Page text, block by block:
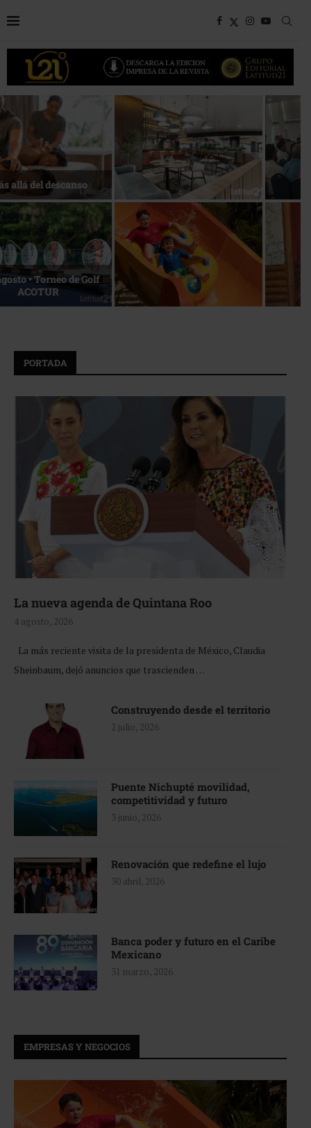
Bottega, un viaje servido a la
mesa
Energía que Impulsa la
competitividad
Reconocimiento de viajeros La esencia del servicio
PORTADA
La nueva agenda de Quintana Roo
4 agosto, 2026
La más reciente visita de la presidenta de México, Claudia
Sheinbaum, dejó anuncios que trascienden …
Construyendo desde el territorio
2 julio, 2026
Puente Nichupté movilidad,
competitividad y futuro
3 junio, 2026
Renovación que redefine el lujo
30 abril, 2026
Banca poder y futuro en el Caribe
Mexicano
31 marzo, 2026
EMPRESAS Y NEGOCIOS